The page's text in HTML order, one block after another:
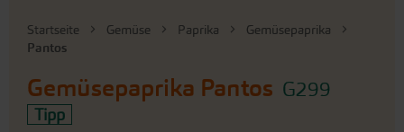
Startseite Gemüse Paprika
Gemüsepaprika
Pantos
Gemüsepaprika Pantos G299
Tipp